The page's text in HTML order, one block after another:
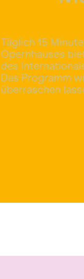
Täglich 15
Opernhauses
des
Das Programm
überraschen